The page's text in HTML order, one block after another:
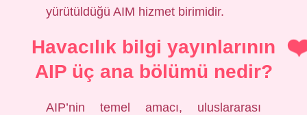
yürütüldüğü AIM hizmet birimidir.
Havacılık bilgi yayınlarının
AIP üç ana bölümü nedir?
AIP’nin temel amacı, uluslararası